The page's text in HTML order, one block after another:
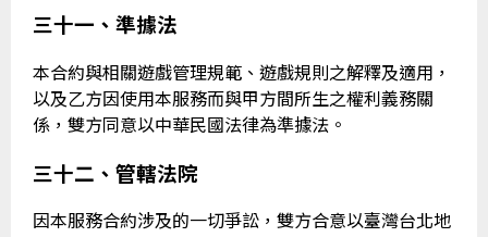
三十一、準據法
本合約與相關遊戲管理規範、遊戲規則之解釋及適用，
以及乙方因使用本服務而與甲方間所生之權利義務關
係，雙方同意以中華民國法律為準據法。
三十二、管轄法院
因本服務合約涉及的一切爭訟，雙方合意以臺灣台北地